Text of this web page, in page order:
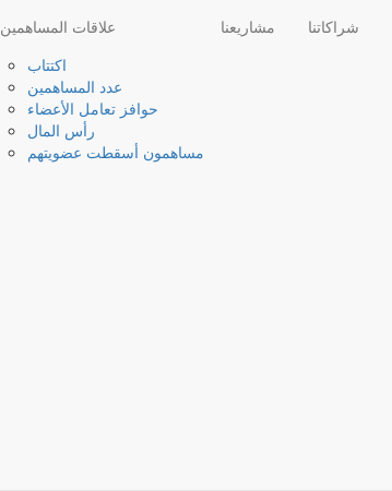
علاقات المساهمين
اكتتاب
عدد المساهمين
حوافز تعامل الأعضاء
رأس المال
مساهمون أسقطت عضويتهم
مشاريعنا شراكاتنا